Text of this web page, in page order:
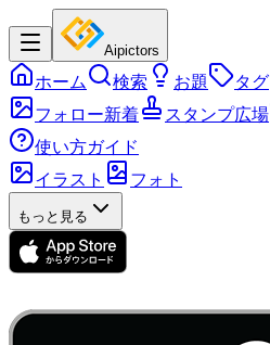
Aipictors
ホーム 検索 お題 タグ
フォロー新着
スタンプ広場
使い方ガイド
イラスト
フォト
もっと見る